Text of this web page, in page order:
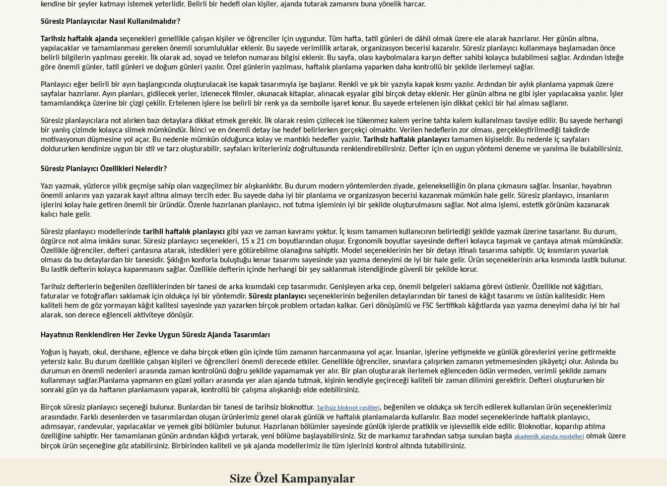
kendine bir şeyler katmayı istemek yeterlidir. Belirli bir hedefi olan kişiler, ajanda tutarak zamanını buna yönelik harcar.
Süresiz Planlayıcılar Nasıl Kullanılmalıdır?
Tarihsiz haftalık ajanda seçenekleri genellikle çalışan kişiler ve öğrenciler için uygundur. Tüm hafta, tatil günleri de dâhil olmak üzere ele alarak hazırlanır. Her günün altına,
yapılacaklar ve tamamlanması gereken önemli sorumluluklar eklenir. Bu sayede verimlilik artarak, organizasyon becerisi kazanılır. Süresiz planlayıcı kullanmaya başlamadan önce
belirli bilgilerin yazılması gerekir. İlk olarak ad, soyad ve telefon numarası bilgisi eklenir. Bu sayfa, olası kaybolmalara karşın defter sahibi kolayca bulabilmesi sağlar. Ardından isteğe
göre önemli günler, tatil günleri ve doğum günleri yazılır. Özel günlerin yazılması, haftalık planlama yaparken daha kontrollü bir şekilde ilerlemeyi sağlar.
Planlayıcı eğer belirli bir ayın başlangıcında oluşturulacak ise kapak tasarımıyla işe başlanır. Renkli ve şık bir yazıyla kapak kısmı yazılır. Ardından bir aylık planlama yapmak üzere
sayfalar hazırlanır. Ayın planları, gidilecek yerler, izlenecek filmler, okunacak kitaplar, alınacak eşyalar gibi birçok detay eklenir. Her günün altına ne gibi işler yapılacaksa yazılır. İşler
tamamlandıkça üzerine bir çizgi çekilir. Ertelenen işlere ise belirli bir renk ya da sembolle işaret konur. Bu sayede ertelenen işin dikkat çekici bir hal alması sağlanır.
Süresiz planlayıcılara not alırken bazı detaylara dikkat etmek gerekir. İlk olarak resim çizilecek ise tükenmez kalem yerine tahta kalem kullanılması tavsiye edilir. Bu sayede herhangi
bir yanlış çizimde kolayca silmek mümkündür. İkinci ve en önemli detay ise hedef belirlerken gerçekçi olmaktır. Verilen hedeflerin zor olması, gerçekleştirilmediği takdirde
motivasyonun düşmesine yol açar. Bu nedenle mümkün olduğunca kolay ve mantıklı hedefler yazılır. Tarihsiz haftalık planlayıcı tamamen kişiseldir. Bu nedenle iç sayfaları
doldururken kendinize uygun bir stil ve tarz oluşturabilir, sayfaları kriterleriniz doğrultusunda renklendirebilirsiniz. Defter için en uygun yöntemi deneme ve yanılma ile bulabilirsiniz.
Süresiz Planlayıcı Özellikleri Nelerdir?
Yazı yazmak, yüzlerce yıllık geçmişe sahip olan vazgeçilmez bir alışkanlıktır. Bu durum modern yöntemlerden ziyade, gelenekselliğin ön plana çıkmasını sağlar. İnsanlar, hayatının
önemli anlarını yazı yazarak kayıt altına almayı tercih eder. Bu sayede daha iyi bir planlama ve organizasyon becerisi kazanmak mümkün hale gelir. Süresiz planlayıcı, insanların
işlerini kolay hale getiren önemli bir üründür. Özenle hazırlanan planlayıcı, not tutma işleminin iyi bir şekilde oluşturulmasını sağlar. Not alma işlemi, estetik görünüm kazanarak
kalıcı hale gelir.
Süresiz planlayıcı modellerinde tarihli haftalık planlayıcı gibi yazı ve zaman kavramı yoktur. İç kısım tamamen kullanıcının belirlediği şekilde yazmak üzerine tasarlanır. Bu durum,
özgürce not alma imkânı sunar. Süresiz planlayıcı seçenekleri, 15 x 21 cm boyutlarından oluşur. Ergonomik boyutlar sayesinde defteri kolayca taşımak ve çantaya atmak mümkündür.
Özellikle öğrenciler, defteri çantasına atarak, istedikleri yere götürebilme olanağına sahiptir. Model seçeneklerinin her bir detayı itinalı tasarıma sahiptir. Uç kısımların yuvarlak
olması da bu detaylardan bir tanesidir. Şıklığın konforla buluştuğu kenar tasarımı sayesinde yazı yazma deneyimi de iyi bir hale gelir. Ürün seçeneklerinin arka kısmında lastik bulunur.
Bu lastik defterin kolayca kapanmasını sağlar. Özellikle defterin içinde herhangi bir şey saklanmak istendiğinde güvenli bir şekilde korur.
Tarihsiz defterlerin beğenilen özelliklerinden bir tanesi de arka kısımdaki cep tasarımıdır. Genişleyen arka cep, önemli belgeleri saklama görevi üstlenir. Özellikle not kâğıtları,
faturalar ve fotoğrafları saklamak için oldukça iyi bir yöntemdir. Süresiz planlayıcı seçeneklerinin beğenilen detaylarından bir tanesi de kâğıt tasarımı ve üstün kalitesidir. Hem
kaliteli hem de göz yormayan kâğıt kalitesi sayesinde yazı yazarken birçok problem ortadan kalkar. Geri dönüşümlü ve FSC Sertifikalı kâğıtlarda yazı yazma deneyimi daha iyi bir hal
alarak, son derece eğlenceli aktiviteye dönüşür.
Hayatınızı Renklendiren Her Zevke Uygun Süresiz Ajanda Tasarımları
Yoğun iş hayatı, okul, dershane, eğlence ve daha birçok etken gün içinde tüm zamanın harcanmasına yol açar. İnsanlar, işlerine yetişmekte ve günlük görevlerini yerine getirmekte
yetersiz kalır. Bu durum özellikle çalışan kişileri ve öğrencileri önemli derecede etkiler. Genellikle öğrenciler, sınavlara çalışırken zamanın yetmemesinden şikâyetçi olur. Aslında bu
durumun en önemli nedenleri arasında zaman kontrolünü doğru şekilde yapamamak yer alır. Bir plan oluşturarak ilerlemek eğlenceden ödün vermeden, verimli şekilde zamanı
kullanmayı sağlar.Planlama yapmanın en güzel yolları arasında yer alan ajanda tutmak, kişinin kendiyle geçireceği kaliteli bir zaman dilimini gerektirir. Defteri oluştururken bir
sonraki gün ya da haftanın planlamasını yaparak, kontrollü bir çalışma alışkanlığı elde edebilirsiniz.
Birçok süresiz planlayıcı seçeneği bulunur. Bunlardan bir tanesi de tarihsiz bloknottur. Tarihsiz bloknot çeşitleri, beğenilen ve oldukça sık tercih edilerek kullanılan ürün seçeneklerimiz
arasındadır. Farklı desenlerden ve tasarımlardan oluşan ürünlerimiz genel olarak günlük ve haftalık planlamalarda kullanılır. Bazı model seçeneklerinde haftalık planlayıcı,
adımsayar, randevular, yapılacaklar ve yemek gibi bölümler bulunur. Hazırlanan bölümler sayesinde günlük işlerde pratiklik ve işlevsellik elde edilir. Bloknotlar, koparılıp atılma
özelliğine sahiptir. Her tamamlanan günün ardından kâğıdı yırtarak, yeni bölüme başlayabilirsiniz. Siz de markamız tarafından satışa sunulan başta akademik ajanda modelleri olmak üzere
birçok ürün seçeneğine göz atabilirsiniz. Birbirinden kaliteli ve şık ajanda modellerimiz ile tüm işlerinizi kontrol altında tutabilirsiniz.
Size Özel Kampanyalar